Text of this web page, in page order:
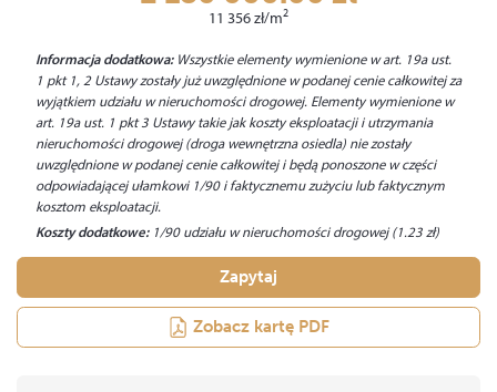
11 356zł/m2
Informacja dodatkowa:Wszystkie elementy wymienione w art. 19a ust.
1 pkt 1, 2 Ustawy zostały już uwzględnione w podanej cenie całkowitej za
wyjątkiem udziału w nieruchomości drogowej. Elementy wymienione w
art. 19a ust. 1 pkt 3 Ustawy takie jak koszty eksploatacji i utrzymania
nieruchomości drogowej (droga wewnętrzna osiedla) nie zostały
uwzględnione w podanej cenie całkowitej i będą ponoszone w części
odpowiadającej ułamkowi 1/90 i faktycznemu zużyciu lub faktycznym
kosztom eksploatacji.
Koszty dodatkowe:1/90 udziału w nieruchomości drogowej (1.23 zł)
Zapytaj
Zobacz kartę PDF